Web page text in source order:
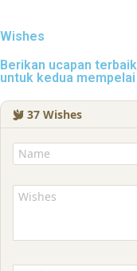
Wishes
Berikan ucapan terbaik
untuk kedua mempelai
37 Wishes